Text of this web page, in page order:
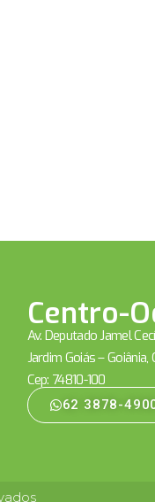
Centro-
Av. Deputado Jamel
Jardim Goiás – Goiânia,
Cep: 74810-100
62 3878-